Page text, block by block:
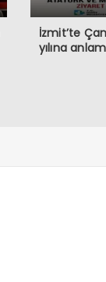
İzmit’te
yılına